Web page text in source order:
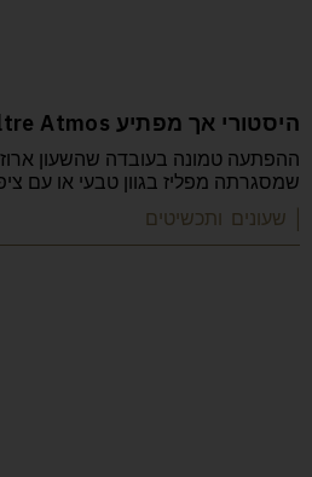
היסטורי אך מפתיע Jaeger Lecoultre Atmos
ההפתעה טמונה בעובדה שהשעון
שמסגרתה מפליז בגוון טבעי או עם
| שעונים ותכשיטים